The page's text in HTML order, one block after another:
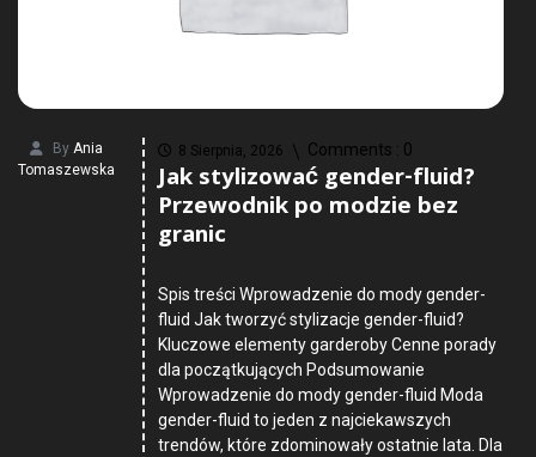
By Ania
Tomaszewska
8 Sierpnia, 2026 Comments : 0
Jak stylizować gender-fluid?
Przewodnik po modzie bez
granic
Spis treści Wprowadzenie do mody gender-
fluid Jak tworzyć stylizacje gender-fluid?
Kluczowe elementy garderoby Cenne porady
dla początkujących Podsumowanie
Wprowadzenie do mody gender-fluid Moda
gender-fluid to jeden z najciekawszych
trendów, które zdominowały ostatnie lata. Dla